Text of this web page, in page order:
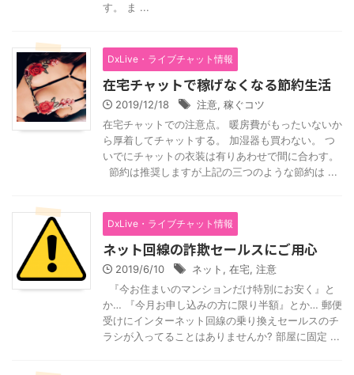
す。 ま ...
DxLive・ライブチャット情報
在宅チャットで稼げなくなる節約生活
2019/12/18 注意, 稼ぐコツ
在宅チャットでの注意点。 暖房費がもったいないか
ら厚着してチャットする。 加湿器も買わない。 つ
いでにチャットの衣装は有りあわせで間に合わす。
節約は推奨しますが上記の三つのような節約は ...
DxLive・ライブチャット情報
ネット回線の詐欺セールスにご用心
2019/6/10 ネット , 在宅, 注意
『今お住まいのマンションだけ特別にお安く』と
か… 『今月お申し込みの方に限り半額』とか… 郵便
受けにインターネット回線の乗り換えセールスのチ
ラシが入ってることはありませんか? 部屋に固定 ...